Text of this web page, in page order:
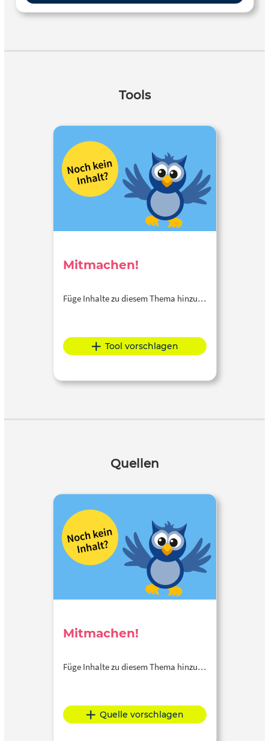
Tools
Mitmachen!
Füge Inhalte zu diesem Thema hinzu…
Tool vorschlagen
Quellen
Mitmachen!
Füge Inhalte zu diesem Thema hinzu…
Quelle vorschlagen